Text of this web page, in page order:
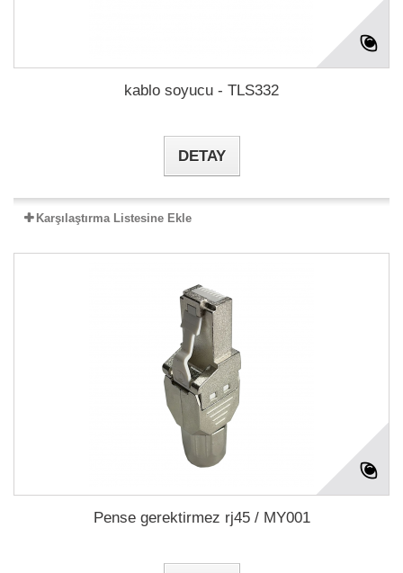
kablo soyucu - TLS332
DETAY
Karşılaştırma Listesine Ekle
Pense gerektirmez rj45 / MY001